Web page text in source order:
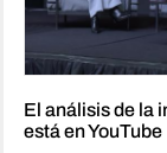
El análisis de la
está en YouTube